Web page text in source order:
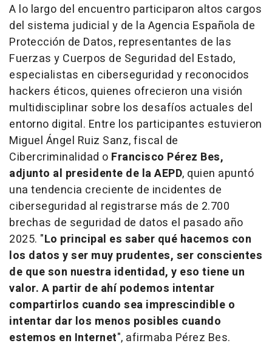
A lo largo del encuentro participaron altos cargos
del sistema judicial y de la Agencia Española de
Protección de Datos, representantes de las
Fuerzas y Cuerpos de Seguridad del Estado,
especialistas en ciberseguridad y reconocidos
hackers éticos, quienes ofrecieron una visión
multidisciplinar sobre los desafíos actuales del
entorno digital. Entre los participantes estuvieron
Miguel Ángel Ruiz Sanz, fiscal de
Cibercriminalidad o Francisco Pérez Bes,
adjunto al presidente de la AEPD, quien apuntó
una tendencia creciente de incidentes de
ciberseguridad al registrarse más de 2.700
brechas de seguridad de datos el pasado año
2025. "Lo principal es saber qué hacemos con
los datos y ser muy prudentes, ser conscientes
de que son nuestra identidad, y eso tiene un
valor. A partir de ahí podemos intentar
compartirlos cuando sea imprescindible o
intentar dar los menos posibles cuando
estemos en Internet", afirmaba Pérez Bes.